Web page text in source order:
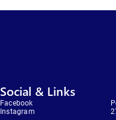
Social & Links
Facebook
Instagram